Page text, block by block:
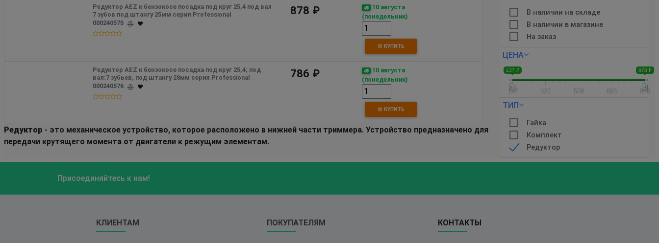
В наличии на складе
В наличии в магазине
На заказ
ЦЕНА
137 ₽ 878 ₽
137 322 508 693 878
ТИП
Гайка
Комплект
Редуктор
Редуктор AEZ к бензокосе посадка под круг 25,4 под вал
7 зубов под штангу 25мм серия Professional
000240575
878 ₽
10 августа
(понедельник)
КУПИТЬ
Редуктор AEZ к бензокосе посадка под круг 25,4; под
вал:7 зубьев, под штангу 28мм серия Professional
000240576
786 ₽
10 августа
(понедельник)
КУПИТЬ
Редуктор - это механическое устройство, которое расположено в нижней части триммера. Устройство предназначено для
передачи крутящего момента от двигатели к режущим элементам.
Присоединяйтесь к нам!
КЛИЕНТАМ ПОКУПАТЕЛЯМ КОНТАКТЫ